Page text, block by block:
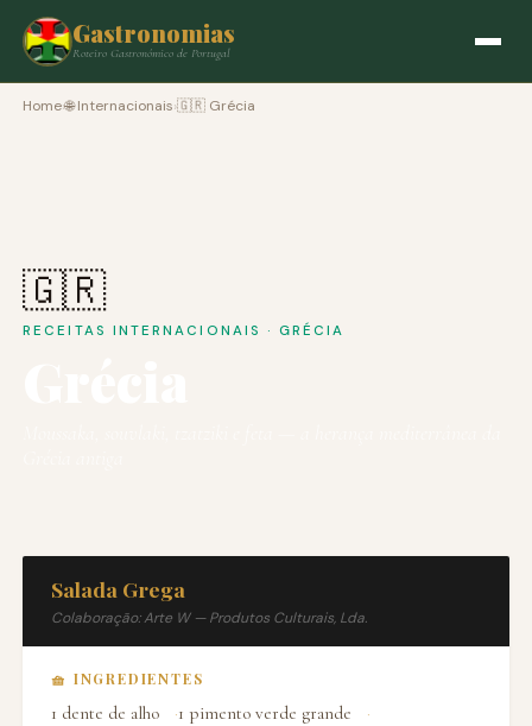
Gastronomias
Roteiro Gastronómico de Portugal
Home›🌐 Internacionais›🇬🇷 Grécia
🇬🇷
RECEITAS INTERNACIONAIS · GRÉCIA
Salada Grega
Colaboração: Arte W — Produtos Culturais, Lda.
🧺 INGREDIENTES
1 dente de alho
1 pimento verde grande